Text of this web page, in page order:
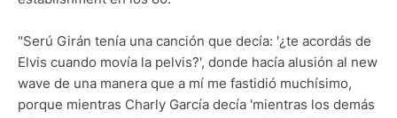
"Serú Girán tenía una canción que decía: '¿te acordás de
Elvis cuando movía la pelvis?', donde hacía alusión al new
wave de una manera que a mí me fastidió muchísimo,
porque mientras Charly García decía 'mientras los demás